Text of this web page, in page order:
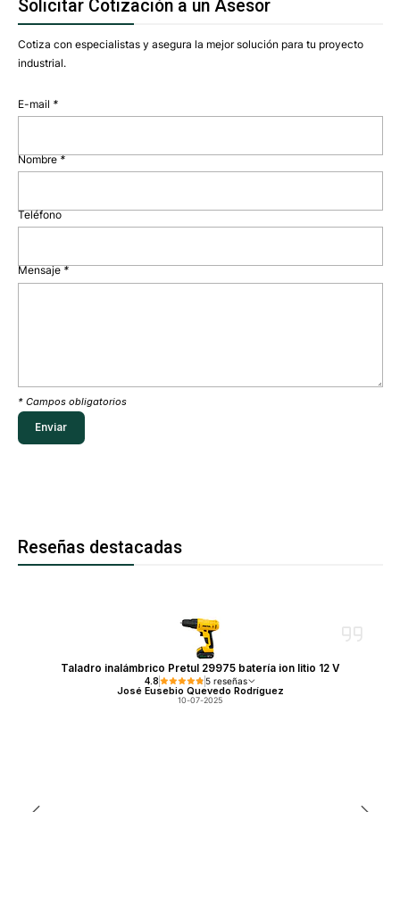
Solicitar Cotización a un Asesor
Cotiza con especialistas y asegura la mejor solución para tu proyecto
industrial.
E-mail *
Nombre*
Teléfono
Mensaje *
* Campos obligatorios
Reseñas destacadas
Taladro inalámbrico Pretul 29975 batería ion litio 12 V
4.8 5 reseñas
José Eusebio Quevedo Rodríguez
10-07-2025